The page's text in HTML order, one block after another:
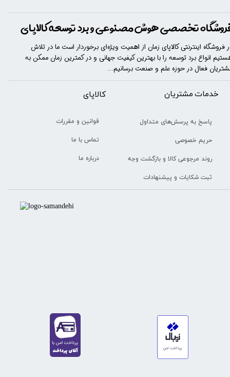
خدمات مشتریان
پاسخ به پرسش‌های متداول
حریم خصوصی
روند مرجوعی کالا و بازگشت وجه
ثبت شکایات و پیشنهادات
​​کالاپای
قوانین و مقررات
تماس با ما
درباره ما
تخصصی هوش مصنوعی و برد توسعه کالاپای
فروشگاه اینترنتی کالاپای زمان از اهمیت ویژه‌ای برخوردار است ما در تلاش
انواع برد توسعه را با​​​ بهترین کیفیت جهانی و در کمترین زمان ممکن به
فعال در حوزه علم و صنعت برسانیم...